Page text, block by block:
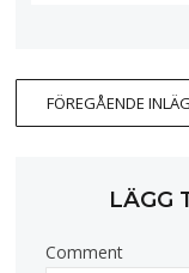
FÖREGÅENDE
LÄGG
Comment